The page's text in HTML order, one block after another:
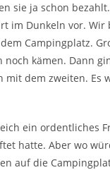
ja schon
Dunkeln vor. Wir
Campingplatz.
kämen. Dann
mit dem zweiten.
ein ordentliches
hatte. Aber wo
auf die